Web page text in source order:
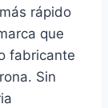
rápido
que
fabricante
Sin